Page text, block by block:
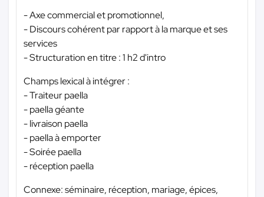
- Axe commercial et promotionnel,
- Discours cohérent par rapport à la marque et ses
services
- Structuration en titre : 1 h2 d'intro
Champs lexical à intégrer :
- Traiteur paella
- paella géante
- livraison paella
- paella à emporter
- Soirée paella
- réception paella
Connexe: séminaire, réception, mariage, épices,